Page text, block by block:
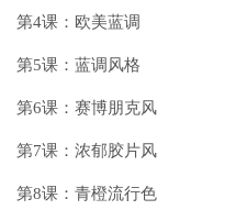
第4课：欧美蓝调
第5课：蓝调风格
第6课：赛博朋克风
第7课：浓郁胶片风
第8课：青橙流行色